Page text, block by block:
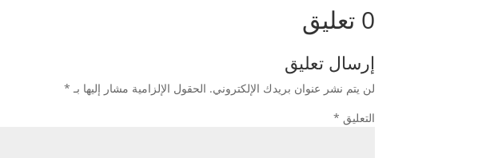
0 تعليق
إرسال تعليق
لن يتم نشر عنوان بريدك الإلكتروني. الحقول الإلزامية مشار إليها بـ *
التعليق *